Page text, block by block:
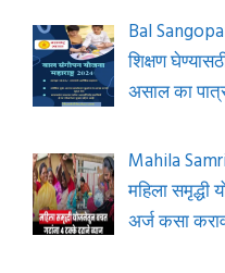
Bal
शिक्षण
असाल का
Mahila
महिला समृद्धी
अर्ज कसा